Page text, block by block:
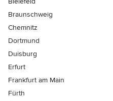
Braunschweig
Chemnitz
Dortmund
Duisburg
Erfurt
Frankfurt am Main
Fürth